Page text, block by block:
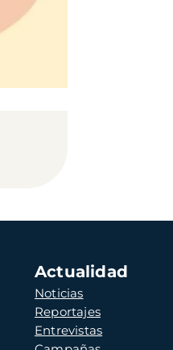
Actualidad
Noticias
Reportajes
Entrevistas